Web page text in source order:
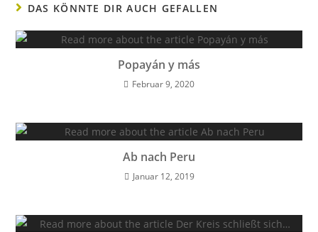
DAS KÖNNTE DIR AUCH GEFALLEN
Popayán y más
Februar 9, 2020
Ab nach Peru
Januar 12, 2019